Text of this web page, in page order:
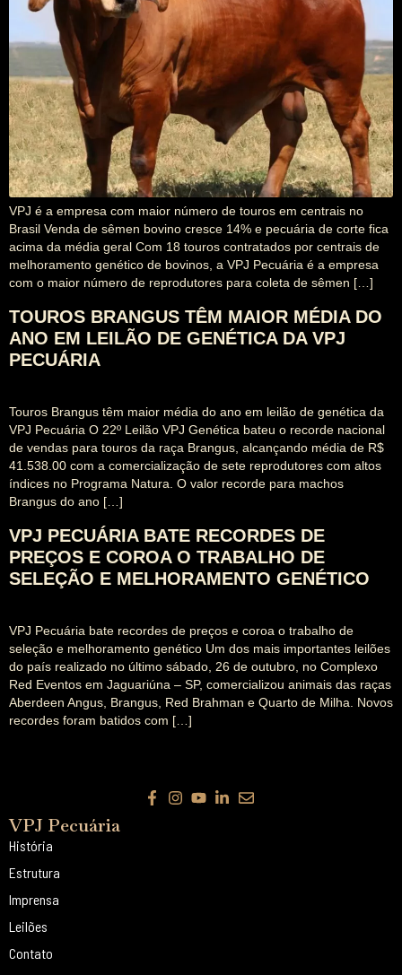
VPJ é a empresa com maior número de touros em centrais no
Brasil Venda de sêmen bovino cresce 14% e pecuária de corte fica
acima da média geral Com 18 touros contratados por centrais de
melhoramento genético de bovinos, a VPJ Pecuária é a empresa
com o maior número de reprodutores para coleta de sêmen […]
TOUROS BRANGUS TÊM MAIOR MÉDIA DO
ANO EM LEILÃO DE GENÉTICA DA VPJ
PECUÁRIA
Touros Brangus têm maior média do ano em leilão de genética da
VPJ Pecuária O 22º Leilão VPJ Genética bateu o recorde nacional
de vendas para touros da raça Brangus, alcançando média de R$
41.538.00 com a comercialização de sete reprodutores com altos
índices no Programa Natura. O valor recorde para machos
Brangus do ano […]
VPJ PECUÁRIA BATE RECORDES DE
PREÇOS E COROA O TRABALHO DE
SELEÇÃO E MELHORAMENTO GENÉTICO
VPJ Pecuária bate recordes de preços e coroa o trabalho de
seleção e melhoramento genético Um dos mais importantes leilões
do país realizado no último sábado, 26 de outubro, no Complexo
Red Eventos em Jaguariúna – SP, comercializou animais das raças
Aberdeen Angus, Brangus, Red Brahman e Quarto de Milha. Novos
recordes foram batidos com […]
VPJ Pecuária
História
Estrutura
Imprensa
Leilões
Contato